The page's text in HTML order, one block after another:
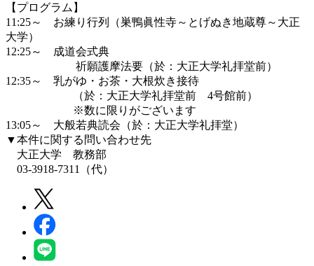
【プログラム】
11:25～ お練り行列（巣鴨眞性寺～とげぬき地蔵尊～大正
大学）
12:25～ 成道会式典
祈願護摩法要（於：大正大学礼拝堂前）
12:35～ 乳がゆ・お茶・大根炊き接待
（於：大正大学礼拝堂前 4号館前）
※数に限りがございます
13:05～ 大般若典読会（於：大正大学礼拝堂）
▼本件に関する問い合わせ先
大正大学 教務部
03-3918-7311（代）